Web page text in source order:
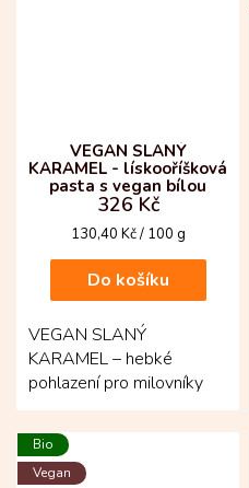
VEGAN SLANÝ
KARAMEL - lískooříšková
pasta s vegan bílou
čokoládou a slaným
326 Kč
Měrná
130,40 Kč / 100 g
Do košíku
VEGAN SLANÝ
KARAMEL – hebké
pohlazení pro milovníky
jemně sladkých chutí!
Lahodná lískooříšková
pasta spojuje...
Bio
Vegan